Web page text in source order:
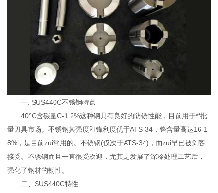
一. SUS440C不锈钢特点
40°C含碳量C-1.2%这种钢具有良好的防锈性能，目前用于**批
量刀具市场。不锈钢其强度和锋利度优于ATS-34，铬含量高达16-1
8%，是目前zui常用的。不锈钢(仅次于ATS-34)，而zui早已被剑客
接受。不锈钢而且一直很受欢迎，尤其是发展了深冷处理工艺后，
强化了钢材的韧性。
二、SUS440C特性: